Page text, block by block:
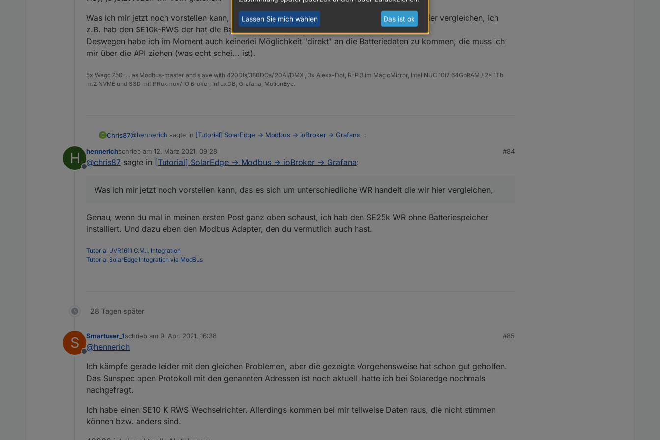
Was ich mir jetzt noch vorstellen kann, das es sich um unterschiedliche WR handelt die wir hier vergleichen, Ich
z.B. hab den SE10k-RWS der hat die Batterie direkt angeschlossen.
Deswegen habe ich im Moment auch keinerlei Möglichkeit "direkt" an die Batteriedaten zu kommen, die muss ich
mir über die API ziehen (was echt schei... ist).
5x Wago 750-... as Modbus-master and slave with 420DIs/380DOs/ 20AI/DMX , 3x Alexa-Dot, R-Pi3 im MagicMirror, Intel NUC 10i7 64GbRAM / 2x 1Tb
m.2 NVME und SSD mit PRoxmox/ IO Broker, InfluxDB, Grafana, MotionEye.
C Chris87@hennerich sagte in [Tutorial] SolarEdge -> Modbus -> ioBroker -> Grafana :
(von 40093 AC Gesamt-Energieproduktion mit dem 40095 Skalierungsfaktor)
Hey, ja jetzt reden wir vom gleichen.
den SE10k-RWS der hat die Batterie direkt angeschlossen.
Deswegen habe ich im Moment auch keinerlei Möglichkeit "direkt" an die Batteriedaten zu kommen, die muss ich mir über
die API ziehen (was echt schei... ist).
H
Offline
hennerichschrieb am 12. März 2021, 09:28
zuletzt editiert von
#84
@chris87 sagte in [Tutorial] SolarEdge -> Modbus -> ioBroker -> Grafana:
Was ich mir jetzt noch vorstellen kann, das es sich um unterschiedliche WR handelt die wir hier vergleichen,
Genau, wenn du mal in meinen ersten Post ganz oben schaust, ich hab den SE25k WR ohne Batteriespeicher
installiert. Und dazu eben den Modbus Adapter, den du vermutlich auch hast.
Tutorial UVR1611 C.M.I. Integration
Tutorial SolarEdge Integration via ModBus
28 Tagen später
S
Offline
Smartuser_1schrieb am 9. Apr. 2021, 16:38
zuletzt editiert von
#85
@hennerich
Ich kämpfe gerade leider mit den gleichen Problemen, aber die gezeigte Vorgehensweise hat schon gut geholfen.
Das Sunspec open Protokoll mit den genannten Adressen ist noch aktuell, hatte ich bei Solaredge nochmals
nachgefragt.
Ich habe einen SE10 K RWS Wechselrichter. Allerdings kommen bei mir teilweise Daten raus, die nicht stimmen
können bzw. anders sind.
Lassen Sie mich wählen Das ist ok